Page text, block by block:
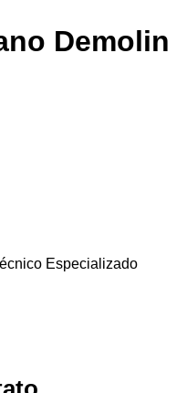
Demolin
Especializado